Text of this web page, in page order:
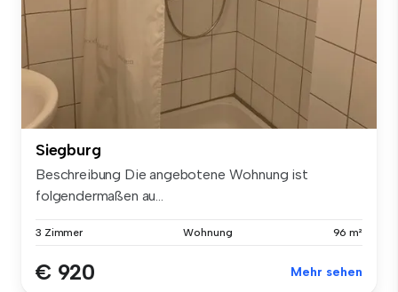
Siegburg
Beschreibung Die angebotene Wohnung ist
folgendermaßen au...
3 Zimmer Wohnung 96 m²
€ 920 Mehr sehen